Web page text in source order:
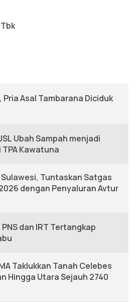
Pria Asal Tambarana Diciduk
Ubah Sampah menjadi
Kawatuna
Tuntaskan Satgas
dengan Penyaluran Avtur
dan IRT Tertangkap
Taklukkan Tanah Celebes
Hingga Utara Sejauh 2740